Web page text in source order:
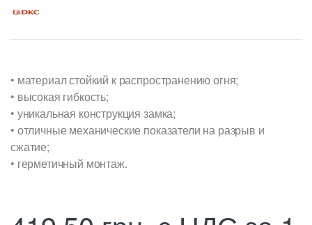
• материал стойкий к распространению огня;
• высокая гибкость;
• уникальная конструкция замка;
• отличные механические показатели на разрыв и
сжатие;
• герметичный монтаж.